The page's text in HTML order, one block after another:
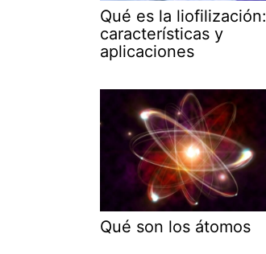
Qué es la liofilización:
características y
aplicaciones
Qué son los átomos